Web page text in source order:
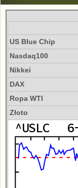
US Blue Chip
Nasdaq100
Nikkei
DAX
Ropa WTI
Złoto